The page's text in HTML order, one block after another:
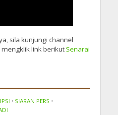
sila kunjungi channel
link berikutSenarai
• SIARAN PERS •